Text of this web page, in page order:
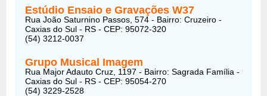
Estúdio Ensaio e Gravações W37
Rua João Saturnino Passos, 574 - Bairro: Cruzeiro -
Caxias do Sul - RS - CEP: 95072-320
(54) 3212-0037
Grupo Musical Imagem
Rua Major Adauto Cruz, 1197 - Bairro: Sagrada Família -
Caxias do Sul - RS - CEP: 95054-270
(54) 3229-2528